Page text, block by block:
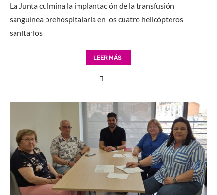
La Junta culmina la implantación de la transfusión
sanguínea prehospitalaria en los cuatro helicópteros
sanitarios
LEER MÁS